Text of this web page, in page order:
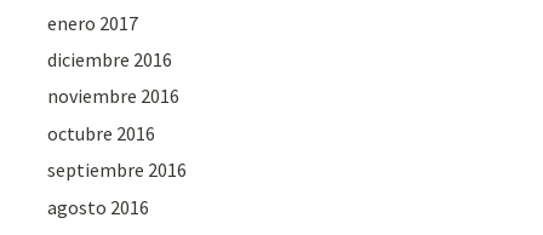
enero 2017
diciembre 2016
noviembre 2016
octubre 2016
septiembre 2016
agosto 2016